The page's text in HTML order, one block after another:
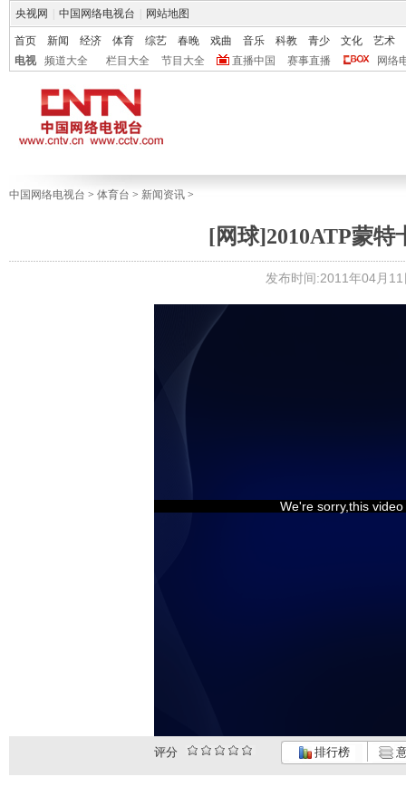
央视网 中国网络电视台 网站地图
首页 新闻 经济 体育 综艺 春晚 戏曲 音乐 科教 青少 文化
艺术
电视
频道大全 栏目大全 节目大全 直播中国 赛事直播 网络
中国网络电视台 > 体育台 > 新闻资讯 >
[网球]2010ATP蒙特
发布时间:2011年04月
We're sorry,this
评分 排行榜